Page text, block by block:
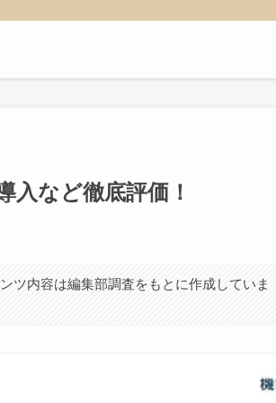
入など徹底評価！
ツ内容は編集部調査をもとに作成していま